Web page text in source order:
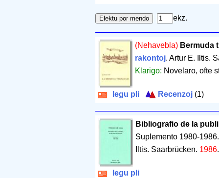
ekz.
(Nehavebla) Bermuda
rakontoj. Artur E. Iltis.
Klarigo: Novelaro, ofte
legu pli Recenzoj (1)
Bibliografio de la
Suplemento 1980-
Iltis. Saarbrücken. 1986
legu pli